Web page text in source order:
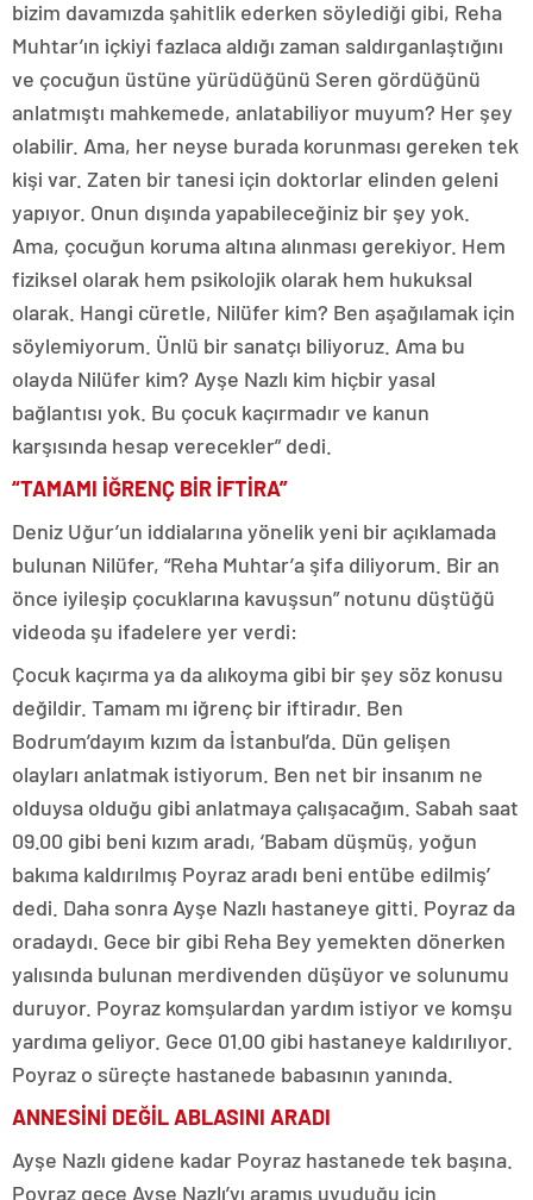
bizim davamızda şahitlik ederken söylediği gibi, Reha
Muhtar’ın içkiyi fazlaca aldığı zaman saldırganlaştığını
ve çocuğun üstüne yürüdüğünü Seren gördüğünü
anlatmıştı mahkemede, anlatabiliyor muyum? Her şey
olabilir. Ama, her neyse burada korunması gereken tek
kişi var. Zaten bir tanesi için doktorlar elinden geleni
yapıyor. Onun dışında yapabileceğiniz bir şey yok.
Ama, çocuğun koruma altına alınması gerekiyor. Hem
fiziksel olarak hem psikolojik olarak hem hukuksal
olarak. Hangi cüretle, Nilüfer kim? Ben aşağılamak için
söylemiyorum. Ünlü bir sanatçı biliyoruz. Ama bu
olayda Nilüfer kim? Ayşe Nazlı kim hiçbir yasal
bağlantısı yok. Bu çocuk kaçırmadır ve kanun
karşısında hesap verecekler” dedi.
“TAMAMI İĞRENÇ BİR İFTİRA”
Deniz Uğur’un iddialarına yönelik yeni bir açıklamada
bulunan Nilüfer, “Reha Muhtar’a şifa diliyorum. Bir an
önce iyileşip çocuklarına kavuşsun” notunu düştüğü
videoda şu ifadelere yer verdi:
Çocuk kaçırma ya da alıkoyma gibi bir şey söz konusu
değildir. Tamam mı iğrenç bir iftiradır. Ben
Bodrum’dayım kızım da İstanbul’da. Dün gelişen
olayları anlatmak istiyorum. Ben net bir insanım ne
olduysa olduğu gibi anlatmaya çalışacağım. Sabah saat
09.00 gibi beni kızım aradı, ‘Babam düşmüş, yoğun
bakıma kaldırılmış Poyraz aradı beni entübe edilmiş’
dedi. Daha sonra Ayşe Nazlı hastaneye gitti. Poyraz da
oradaydı. Gece bir gibi Reha Bey yemekten dönerken
yalısında bulunan merdivenden düşüyor ve solunumu
duruyor. Poyraz komşulardan yardım istiyor ve komşu
yardıma geliyor. Gece 01.00 gibi hastaneye kaldırılıyor.
Poyraz o süreçte hastanede babasının yanında.
ANNESİNİ DEĞİL ABLASINI ARADI
Ayşe Nazlı gidene kadar Poyraz hastanede tek başına.
Poyraz gece Ayşe Nazlı’yı aramış uyuduğu için